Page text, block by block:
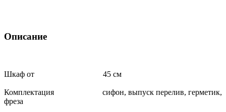
Описание
Шкаф от 45 см
Комплектация сифон, выпуск перелив, герметик,
фреза